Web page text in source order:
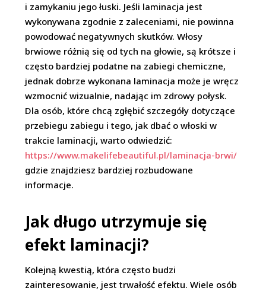
i zamykaniu jego łuski. Jeśli laminacja jest
wykonywana zgodnie z zaleceniami, nie powinna
powodować negatywnych skutków. Włosy
brwiowe różnią się od tych na głowie, są krótsze i
często bardziej podatne na zabiegi chemiczne,
jednak dobrze wykonana laminacja może je wręcz
wzmocnić wizualnie, nadając im zdrowy połysk.
Dla osób, które chcą zgłębić szczegóły dotyczące
przebiegu zabiegu i tego, jak dbać o włoski w
trakcie laminacji, warto odwiedzić:
https://www.makelifebeautiful.pl/laminacja-brwi/
gdzie znajdziesz bardziej rozbudowane
informacje.
Jak długo utrzymuje się
efekt laminacji?
Kolejną kwestią, która często budzi
zainteresowanie, jest trwałość efektu. Wiele osób